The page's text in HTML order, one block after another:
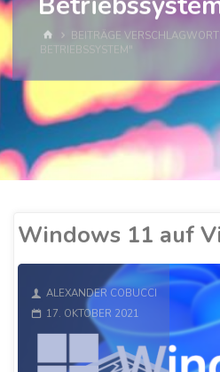
START
BEITRÄGE
BETRIEBSSYSTEM"
Windows 11 auf
ALEXANDER COBUCCI
17. OKTOBER 2021